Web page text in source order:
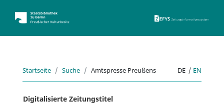
Startseite Suche Amtspresse Preußens DE | EN
Digitalisierte Zeitungstitel